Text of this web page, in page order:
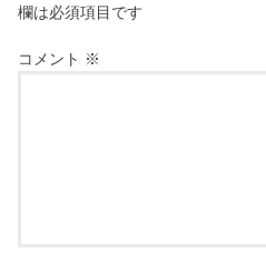
欄は必須項目です
コメント ※